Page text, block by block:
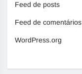
Feed de posts
Feed de comentários
WordPress.org